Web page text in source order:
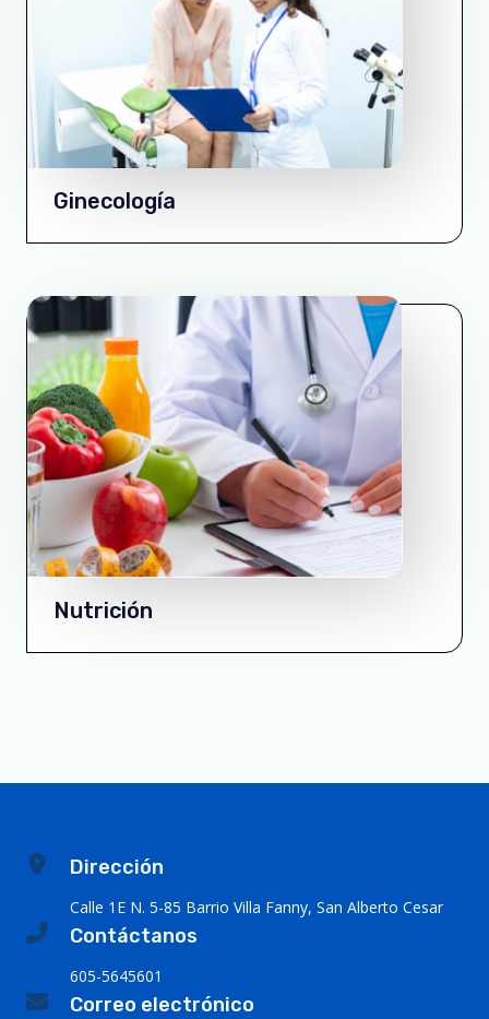
Ginecología
Nutrición
Dirección
Calle 1E N. 5-85 Barrio Villa Fanny, San Alberto Cesar
Contáctanos
605-5645601
Correo electrónico